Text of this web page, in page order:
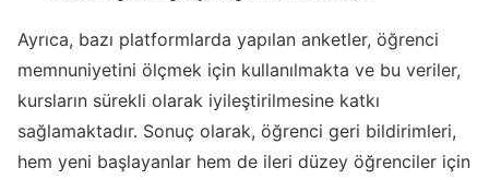
Ayrıca, bazı platformlarda yapılan anketler, öğrenci
memnuniyetini ölçmek için kullanılmakta ve bu veriler,
kursların sürekli olarak iyileştirilmesine katkı
sağlamaktadır. Sonuç olarak, öğrenci geri bildirimleri,
hem yeni başlayanlar hem de ileri düzey öğrenciler için